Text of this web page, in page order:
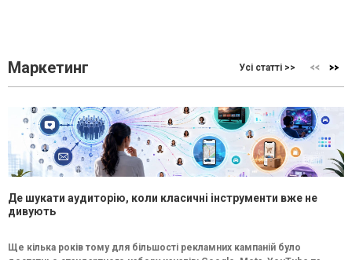
Маркетинг Усі статті >>
Де шукати аудиторію, коли класичні інструменти вже не
дивують
Ще кілька років тому для більшості рекламних кампаній було